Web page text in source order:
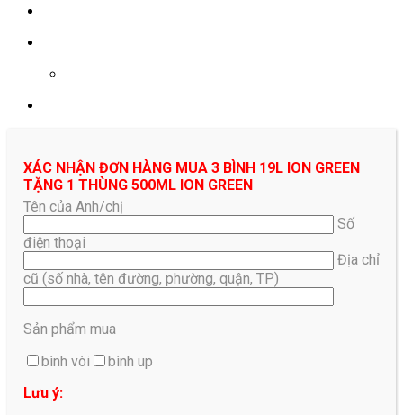
XÁC NHẬN ĐƠN HÀNG MUA 3 BÌNH 19L ION GREEN
TẶNG 1 THÙNG 500ML ION GREEN
Tên của Anh/chị
Số
điện thoại
Địa chỉ
cũ (số nhà, tên đường, phường, quận, TP)
Sản phẩm mua
bình vòi
bình up
Lưu ý: